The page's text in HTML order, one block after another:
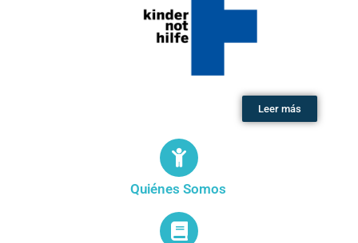
Leer más
Quiénes Somos